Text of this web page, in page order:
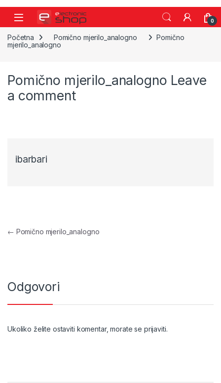
Skip to navigation
Skip to content
0
Početna Pomično mjerilo_analogno
Pomično
mjerilo_analogno
Pomično mjerilo_analogno Leave
a comment
ibarbari
Navigacija objava
← Pomično mjerilo_analogno
Odgovori
Ukoliko želite ostaviti komentar, morate se prijaviti.